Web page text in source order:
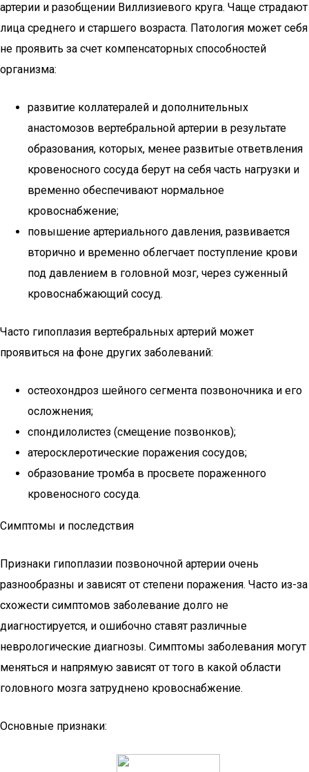
артерии и разобщении Виллизиевого круга. Чаще страдают
лица среднего и старшего возраста. Патология может себя
не проявить за счет компенсаторных способностей
организма:
развитие коллатералей и дополнительных
анастомозов вертебральной артерии в результате
образования, которых, менее развитые ответвления
кровеносного сосуда берут на себя часть нагрузки и
временно обеспечивают нормальное
кровоснабжение;
повышение артериального давления, развивается
вторично и временно облегчает поступление крови
под давлением в головной мозг, через суженный
кровоснабжающий сосуд.
Часто гипоплазия вертебральных артерий может
проявиться на фоне других заболеваний:
остеохондроз шейного сегмента позвоночника и его
осложнения;
спондилолистез (смещение позвонков);
атеросклеротические поражения сосудов;
образование тромба в просвете пораженного
кровеносного сосуда.
Симптомы и последствия
Признаки гипоплазии позвоночной артерии очень
разнообразны и зависят от степени поражения. Часто из-за
схожести симптомов заболевание долго не
диагностируется, и ошибочно ставят различные
неврологические диагнозы. Симптомы заболевания могут
меняться и напрямую зависят от того в какой области
головного мозга затруднено кровоснабжение.
Основные признаки: